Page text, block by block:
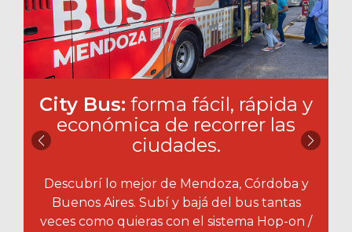
City Bus: forma fácil, rápida y
económica de recorrer las
ciudades.​
Descubrí lo mejor de Mendoza, Córdoba y
Buenos Aires. Subí y bajá del bus tantas
veces como quieras con el sistema Hop-on /